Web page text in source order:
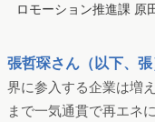
ロモーション推進課 原
張哲琛さん（以下、張
界に参入する企業は増
まで一気通貫で再エネ